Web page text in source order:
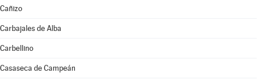
Cañizo
Carbajales de Alba
Carbellino
Casaseca de Campeán